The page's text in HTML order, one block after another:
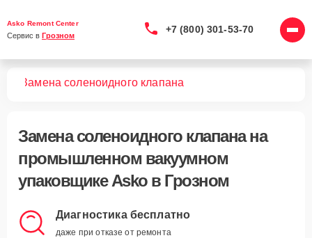
Asko Remont Center
Сервис в Грозном
+7 (800) 301-53-70
Замена соленоидного клапана
Замена соленоидного клапанана
промышленном вакуумном
упаковщике Asko в Грозном
Диагностика бесплатно
даже при отказе от ремонта